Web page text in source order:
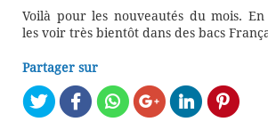
Voilà pour les nouveautés du mois.
les voir très bientôt dans des bacs
Partager sur